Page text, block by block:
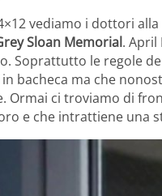
vediamo i dottori
Sloan Memorial. April
Soprattutto le regole
bacheca ma che
Ormai ci troviamo di
e che intrattiene una